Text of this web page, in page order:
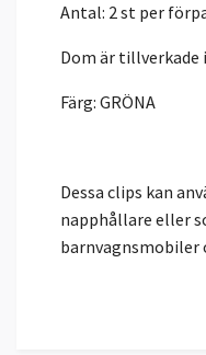
Antal: 2 st per
Dom är
Färg: GRÖNA
Dessa clips kan
napphållare eller
barnvagnsmobiler